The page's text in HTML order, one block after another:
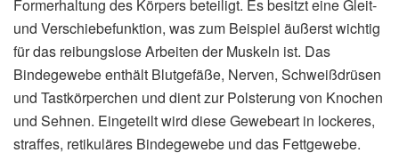
Formerhaltung des Körpers beteiligt. Es besitzt eine Gleit-
und Verschiebefunktion, was zum Beispiel äußerst wichtig
für das reibungslose Arbeiten der Muskeln ist. Das
Bindegewebe enthält Blutgefäße, Nerven, Schweißdrüsen
und Tastkörperchen und dient zur Polsterung von Knochen
und Sehnen. Eingeteilt wird diese Gewebeart in lockeres,
straffes, retikuläres Bindegewebe und das Fettgewebe.